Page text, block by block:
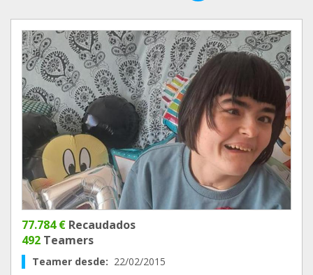
77.784 € Recaudados
492 Teamers
Teamer desde: 22/02/2015